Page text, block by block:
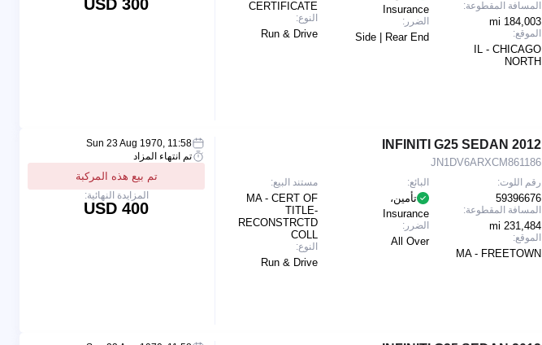
المسافة المقطوعة:
184,003 mi
الموقع:
IL - CHICAGO
NORTH
Insurance
الضرر:
Side | Rear End
CERTIFICATE
النوع:
Run & Drive
300 USD
2012 INFINITI G25 SEDAN
JN1DV6ARXCM861186
رقم اللوت:
59396676
المسافة المقطوعة:
231,484 mi
الموقع:
MA - FREETOWN
البائع:
تأمين،
Insurance
الضرر:
All Over
مستند البيع:
MA - CERT OF
TITLE-
RECONSTRCTD
COLL
النوع:
Run & Drive
Sun 23 Aug 1970, 11:58
تم انتهاء المزاد
تم بيع هذه المركبة
المزايدة النهائية:
400 USD